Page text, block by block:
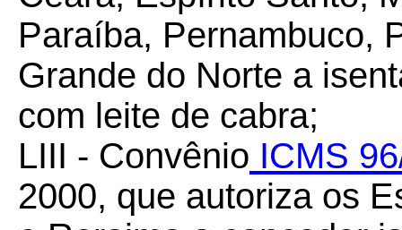
Paraíba, Pernambuco,
Grande do Norte a
com leite de cabra;
LIII - Convênio ICMS
2000, que autoriza os